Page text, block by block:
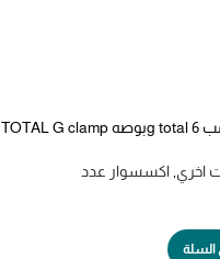
زرجينه كلامب g total 6بوصه TOTAL G clamp
اخري اكسسوار عدد
السلة